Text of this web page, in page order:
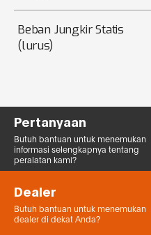
Beban Jungkir Statis
(lurus)
Pertanyaan
Butuh bantuan untuk menemukan
informasi selengkapnya tentang
peralatan kami?
Dealer
Butuh bantuan untuk menemukan
dealer di dekat Anda?